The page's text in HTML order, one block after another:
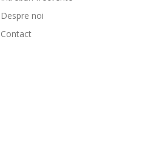
Despre noi
Contact